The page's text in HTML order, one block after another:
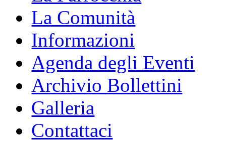
La Comunità
Informazioni
Agenda degli Eventi
Archivio Bollettini
Galleria
Contattaci